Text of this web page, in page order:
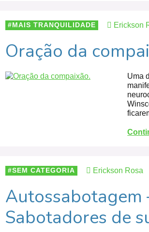
MAIS TRANQUILIDADE Erickson
Oração da
Uma
SEM CATEGORIA Erickson Rosa
Autossabotagem
Sabotadores de